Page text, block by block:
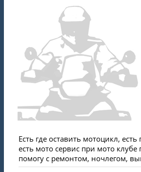
Есть где оставить мотоцикл,
есть мото сервис при мото
помогу с ремонтом, ночлегом,